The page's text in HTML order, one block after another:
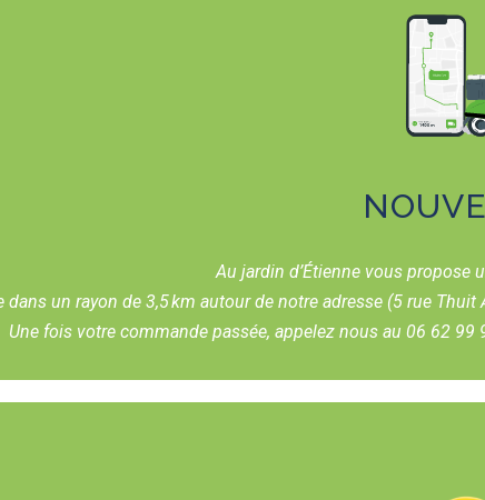
Au jardin d’Étienne vous propose
un rayon de 3,5 km autour de notre adresse (5 rue
Une fois votre commande passée, appelez nous au 06 62